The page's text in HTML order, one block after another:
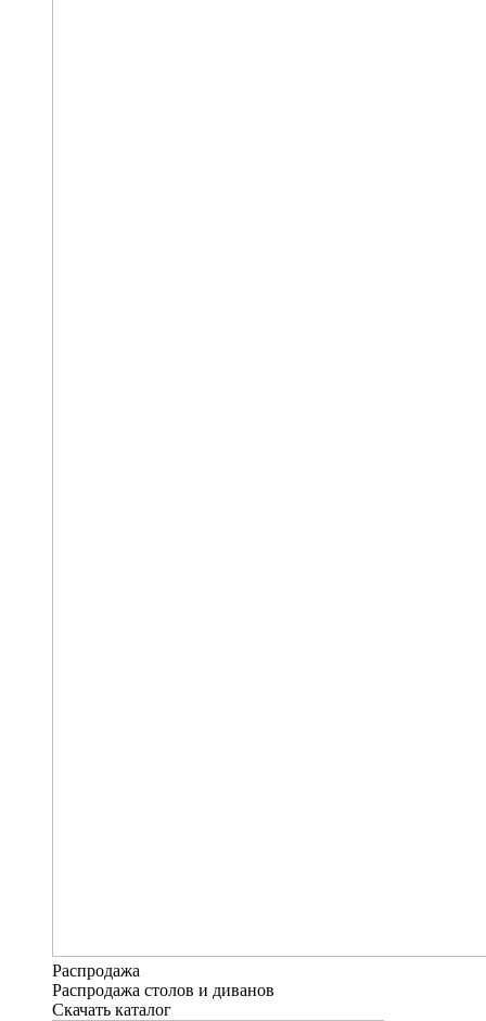
Распродажа
Распродажа столов и диванов
Скачать каталог